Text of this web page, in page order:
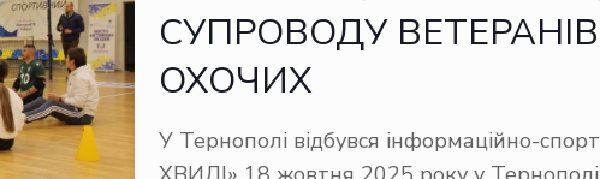
СУПРОВОДУ ВЕТЕРАНІВ
ОХОЧИХ
У Тернополі відбувся інформаційно-